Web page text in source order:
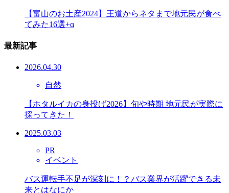
【富山のお土産2024】王道からネタまで地元民が食べ
てみた16選+α
最新記事
2026.04.30
自然
【ホタルイカの身投げ2026】旬や時期 地元民が実際に
採ってきた！
2025.03.03
PR
イベント
バス運転手不足が深刻に！？バス業界が活躍できる未
来とはなにか